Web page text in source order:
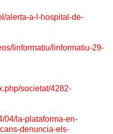
alerta-a-l-hospital-de-
linformatiu/linformatiu-29-
societat/4282-
04/la-plataforma-en-
denuncia-els-